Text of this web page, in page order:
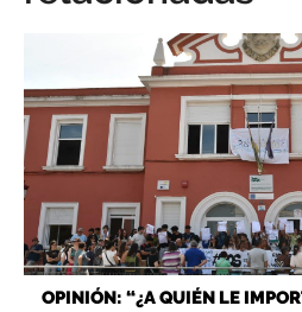
OPINIÓN: “¿A QUIÉN LE